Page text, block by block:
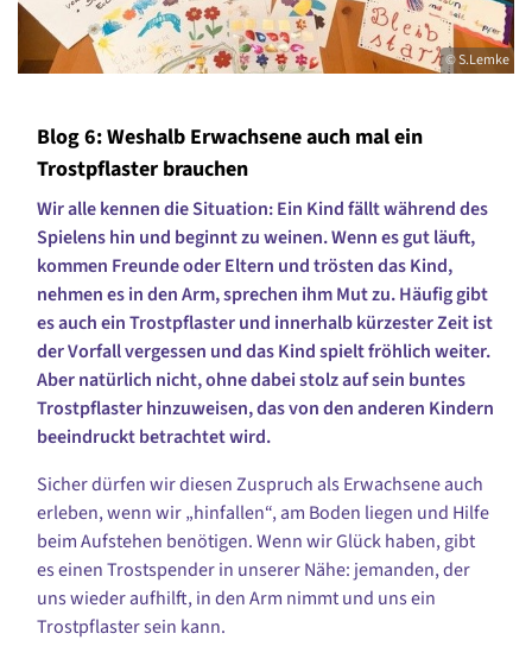
© S.Lemke
Blog 6: Weshalb Erwachsene auch mal ein
Trostpflaster brauchen
Wir alle kennen die Situation: Ein Kind fällt während des
Spielens hin und beginnt zu weinen. Wenn es gut läuft,
kommen Freunde oder Eltern und trösten das Kind,
nehmen es in den Arm, sprechen ihm Mut zu. Häufig gibt
es auch ein Trostpflaster und innerhalb kürzester Zeit ist
der Vorfall vergessen und das Kind spielt fröhlich weiter.
Aber natürlich nicht, ohne dabei stolz auf sein buntes
Trostpflaster hinzuweisen, das von den anderen Kindern
beeindruckt betrachtet wird.
Sicher dürfen wir diesen Zuspruch als Erwachsene auch
erleben, wenn wir „hinfallen“, am Boden liegen und Hilfe
beim Aufstehen benötigen. Wenn wir Glück haben, gibt
es einen Trostspender in unserer Nähe: jemanden, der
uns wieder aufhilft, in den Arm nimmt und uns ein
Trostpflaster sein kann.